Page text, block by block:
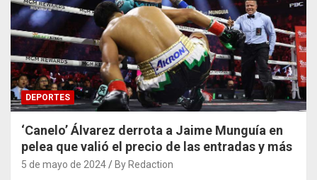
DEPORTES
‘Canelo’ Álvarez derrota a Jaime Munguía en
pelea que valió el precio de las entradas y más
5 de mayo de 2024 By Redaction